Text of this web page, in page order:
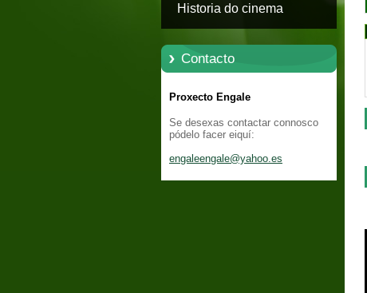
Historia do cinema
Contacto
Proxecto Engale
Se desexas contactar connosco
pódelo facer eiquí:
engaleengale@yahoo.es